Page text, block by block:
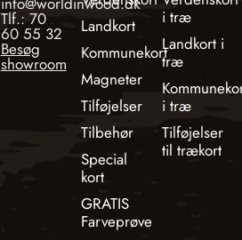
Tlf.: 70
60 55 32
Besøg
showroom
Landkort
Kommunekort
Magneter
Tilføjelser
Tilbehør
Special
kort
GRATIS
Farveprøve
i træ
Landkort i
træ
i træ
Tilføjelser
til trækort